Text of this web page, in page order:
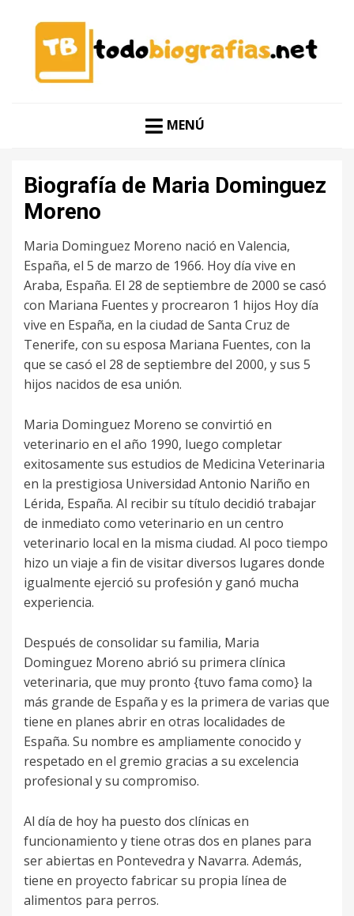
TODO BIOGRAFÍAS
MENÚ
Biografía de Maria Dominguez
Moreno
Maria Dominguez Moreno nació en Valencia,
España, el 5 de marzo de 1966. Hoy día vive en
Araba, España. El 28 de septiembre de 2000 se casó
con Mariana Fuentes y procrearon 1 hijos Hoy día
vive en España, en la ciudad de Santa Cruz de
Tenerife, con su esposa Mariana Fuentes, con la
que se casó el 28 de septiembre del 2000, y sus 5
hijos nacidos de esa unión.
Maria Dominguez Moreno se convirtió en
veterinario en el año 1990, luego completar
exitosamente sus estudios de Medicina Veterinaria
en la prestigiosa Universidad Antonio Nariño en
Lérida, España. Al recibir su título decidió trabajar
de inmediato como veterinario en un centro
veterinario local en la misma ciudad. Al poco tiempo
hizo un viaje a fin de visitar diversos lugares donde
igualmente ejerció su profesión y ganó mucha
experiencia.
Después de consolidar su familia, Maria
Dominguez Moreno abrió su primera clínica
veterinaria, que muy pronto {tuvo fama como} la
más grande de España y es la primera de varias que
tiene en planes abrir en otras localidades de
España. Su nombre es ampliamente conocido y
respetado en el gremio gracias a su excelencia
profesional y su compromiso.
Al día de hoy ha puesto dos clínicas en
funcionamiento y tiene otras dos en planes para
ser abiertas en Pontevedra y Navarra. Además,
tiene en proyecto fabricar su propia línea de
alimentos para perros.